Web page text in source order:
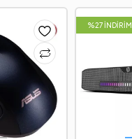
%27 İNDİRİM